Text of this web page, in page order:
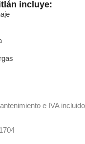
incluye:
e IVA